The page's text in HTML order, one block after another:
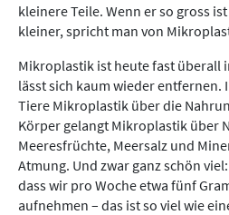
kleinere Teile. Wenn er so gross
kleiner, spricht man von
Mikroplastik ist heute fast überall
lässt sich kaum wieder entfernen.
Tiere Mikroplastik über die
Körper gelangt Mikroplastik über
Meeresfrüchte, Meersalz und
Atmung. Und zwar ganz schön
dass wir pro Woche etwa fünf
aufnehmen – das ist so viel wie